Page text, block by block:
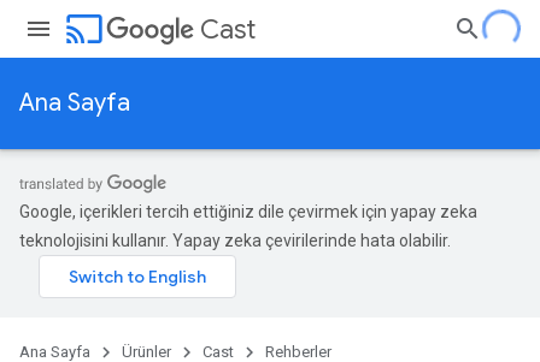
cast Cast
Ana Sayfa
Google, içerikleri tercih ettiğiniz dile çevirmek için yapay zeka
teknolojisini kullanır. Yapay zeka çevirilerinde hata olabilir.
Ana Sayfa Ürünler Cast Rehberler